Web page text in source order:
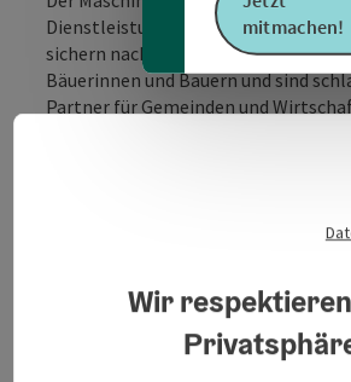
mitmachen!
Dienstleistungsunternehmen in der
sichern nachhaltig die
Bäuerinnen und Bauern und sind
Partner für Gemeinden und
Unser agrarisches
überbetriebliche Zusammenarbeit
sowie den Einsatz moderner und
Technik. Die land- und
und damit die Erträge erhöhen.
Regionaler Partner für Gemeinden
Wir